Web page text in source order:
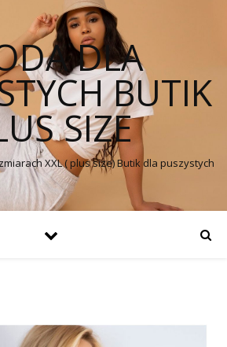
DLA
BUTIK
SIZE
XXL ( plus size) Butik dla puszystych